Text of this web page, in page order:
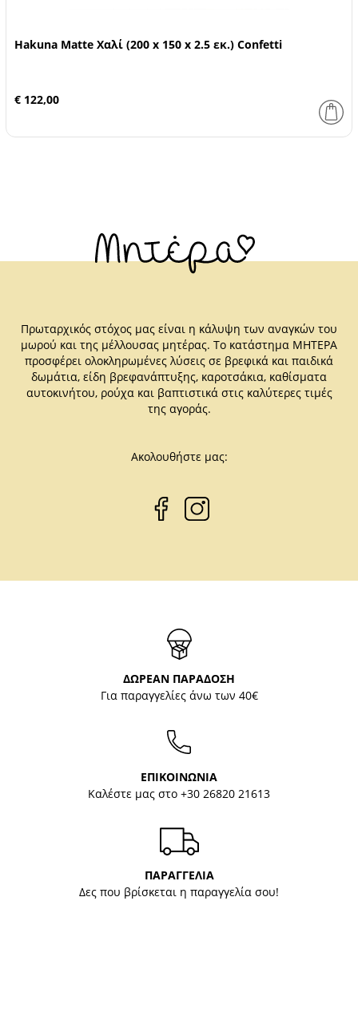
Hakuna Matte Χαλί (200 x 150 x 2.5 εκ.) Confetti
€ 122,00
Πρωταρχικός στόχος μας είναι η κάλυψη των αναγκών του
μωρού και της μέλλουσας μητέρας. Το κατάστημα ΜΗΤΕΡΑ
προσφέρει ολοκληρωμένες λύσεις σε βρεφικά και παιδικά
δωμάτια, είδη βρεφανάπτυξης, καροτσάκια, καθίσματα
αυτοκινήτου, ρούχα και βαπτιστικά στις καλύτερες τιμές
της αγοράς.
Ακολουθήστε μας:
ΔΩΡΕΑΝ ΠΑΡΑΔΟΣΗ
Για παραγγελίες άνω των 40€
ΕΠΙΚΟΙΝΩΝΙΑ
Καλέστε μας στο +30 26820 21613
ΠΑΡΑΓΓΕΛΙΑ
Δες που βρίσκεται η παραγγελία σου!